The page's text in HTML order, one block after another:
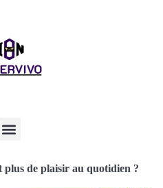
plus de plaisir au quotidien ?